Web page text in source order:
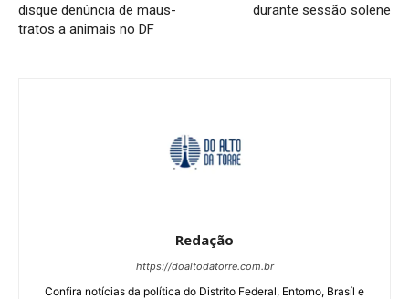
disque denúncia de maus-
tratos a animais no DF
durante sessão solene
Redação
https://doaltodatorre.com.br
Confira notícias da política do Distrito Federal, Entorno, Brasíl e